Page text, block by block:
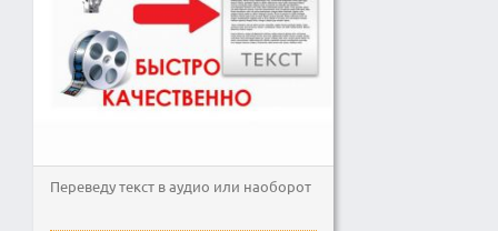
Переведу текст в аудио или наоборот